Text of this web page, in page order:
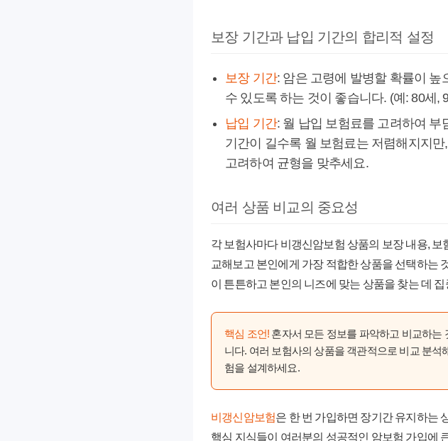
보장 기간과 납입 기간의 합리적 설정
보장 기간: 암은 고령에 발병할 확률이
수 있도록 하는 것이 좋습니다. (예: 80세,
납입 기간: 월 납입 보험료를 고려하여 부
기간이 길수록 월 보험료는 저렴해지지
고려하여 균형을 맞추세요.
여러 상품 비교의 중요성
각 보험사마다 비갱신암보험 상품의 보장 내용, 보
교해보고 본인에게 가장 적합한 상품을 선택하는
이 튼튼하고 본인의 니즈에 맞는 상품을 찾는 데
핵심 조언! 혼자서 모든 정보를 파악하고 비교하는
니다. 여러 보험사의 상품을 객관적으로 비교 분
험을 설계하세요.
비갱신암보험은 한 번 가입하면 장기간 유지하는
핵심 지식들이 여러분의 성공적인 암보험 가입에